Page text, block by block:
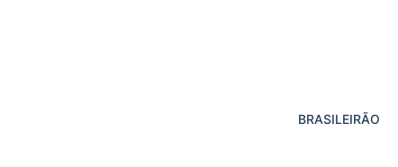
BRASILEIRÃO